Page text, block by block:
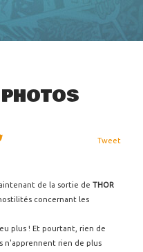
Tweet
de la sortie de THOR
concernant les
plus ! Et pourtant, rien de
n'apprennent rien de plus